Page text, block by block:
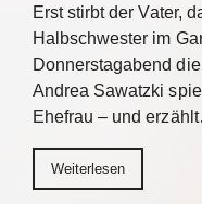
Erst stirbt der Vater,
Halbschwester im
Donnerstagabend
Andrea Sawatzki
Ehefrau – und
Weiterlesen